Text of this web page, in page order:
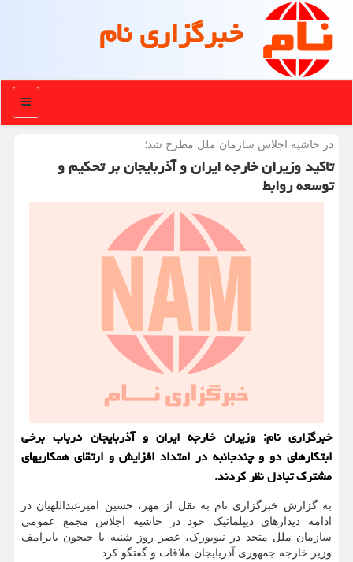
خبرگزاری نام
منو
در حاشیه اجلاس سازمان ملل مطرح شد؛
تاکید وزیران خارجه ایران و آذربایجان بر تحکیم و
توسعه روابط
خبرگزاری نام: وزیران خارجه ایران و آذربایجان درباب برخی
ابتکارهای دو و چندجانبه در امتداد افزایش و ارتقای همکاریهای
مشترک تبادل نظر کردند.
به گزارش خبرگزاری نام به نقل از مهر، حسین امیرعبداللهیان در
ادامه دیدارهای دیپلماتیک خود در حاشیه اجلاس مجمع عمومی
سازمان ملل متحد در نیویورک، عصر روز شنبه با جیحون بایرامف
وزیر خارجه جمهوری آذربایجان ملاقات و گفتگو کرد.